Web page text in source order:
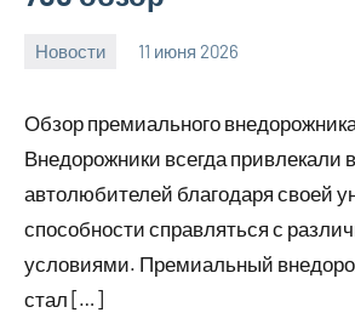
Новости 11 июня 2026
Обзор премиального
Внедорожники всегда привлекали
автолюбителей благодаря своей
способности справляться с
условиями. Премиальный
стал […]